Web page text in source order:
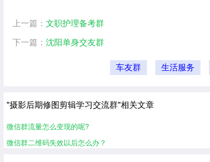
上一篇： 文职护理备考群
下一篇： 沈阳单身交友群
车友群 生活服务
"摄影后期修图剪辑学习交流群"相关文章
微信群流量怎么变现的呢?
微信群二维码失效以后怎么办？